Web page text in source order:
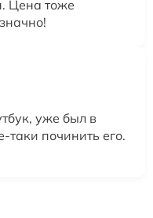
Цена тоже
уже был в
таки починить его.